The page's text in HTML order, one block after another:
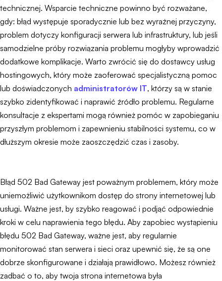
technicznej. Wsparcie techniczne powinno być rozważane,
gdy: błąd występuje sporadycznie lub bez wyraźnej przyczyny,
problem dotyczy konfiguracji serwera lub infrastruktury, lub jeśli
samodzielne próby rozwiązania problemu mogłyby wprowadzić
dodatkowe komplikacje. Warto zwrócić się do dostawcy usług
hostingowych, który może zaoferować specjalistyczną pomoc
lub doświadczonych administratorów IT, którzy są w stanie
szybko zidentyfikować i naprawić źródło problemu. Regularne
konsultacje z ekspertami mogą również pomóc w zapobieganiu
przyszłym problemom i zapewnieniu stabilności systemu, co w
dłuższym okresie może zaoszczędzić czas i zasoby.
Błąd 502 Bad Gateway jest poważnym problemem, który może
uniemożliwić użytkownikom dostęp do strony internetowej lub
usługi. Ważne jest, by szybko reagować i podjąć odpowiednie
kroki w celu naprawienia tego błędu. Aby zapobiec wystąpieniu
błędu 502 Bad Gateway, ważne jest, aby regularnie
monitorować stan serwera i sieci oraz upewnić się, że są one
dobrze skonfigurowane i działają prawidłowo. Możesz również
zadbać o to, aby twoja strona internetowa była